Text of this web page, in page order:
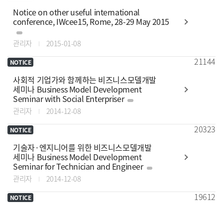
Notice on other useful international
conference, IWcee15, Rome, 28-29 May 2015
관리자 2015-01-08
NOTICE
사회적 기업가와 함께하는 비즈니스모델개발
세미나 Business Model Development
Seminar with Social Enterpriser
관리자 2014-12-08
21144
NOTICE
기술자·엔지니어를 위한 비즈니스모델개발
세미나 Business Model Development
Seminar for Technician and Engineer
관리자 2014-12-08
20323
NOTICE 19612